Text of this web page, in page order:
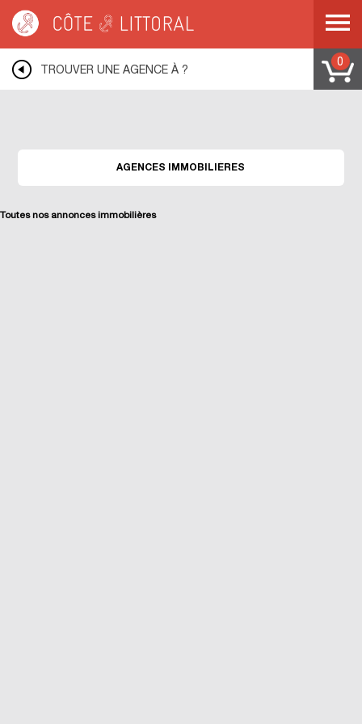
Warning : Undefined variable $idUser in
/var/www/mobile.cotelittoral.fr/annuaire.php
Côte & Littoral>Les agences du littoral
TROUVER UNE AGENCE À ?
0
AGENCES IMMOBILIÈRES
Toutes nos annonces immobilières